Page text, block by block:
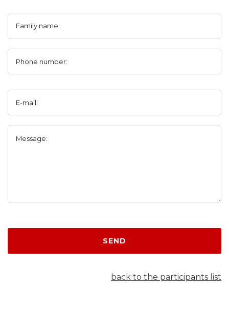
Family name:
Phone number:
E-mail:
Message:
SEND
back to the participants list